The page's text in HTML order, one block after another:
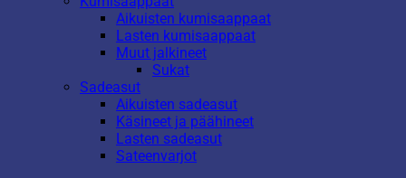
Aikuisten kumisaappaat
Lasten kumisaappaat
Muut jalkineet
Sukat
Sadeasut
Aikuisten sadeasut
Käsineet ja päähineet
Lasten sadeasut
Sateenvarjot